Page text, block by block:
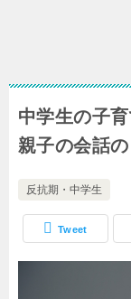
中学生の子
親子の会話
反抗期・中学生
Tweet